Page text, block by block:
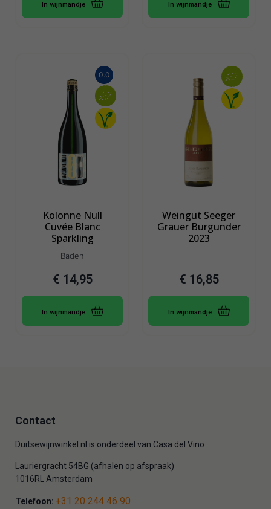
In wijnmandje In wijnmandje
Kolonne Null
Cuvée Blanc
Sparkling
0.0
Baden
€ 14,95
In wijnmandje
Weingut Seeger
Grauer Burgunder
2023
€ 16,85
In wijnmandje
Contact
Duitsewijnwinkel.nl is onderdeel van Casa del Vino
Lauriergracht 54BG (afhalen op afspraak)
1016RL Amsterdam
Telefoon: +31 20 244 46 90